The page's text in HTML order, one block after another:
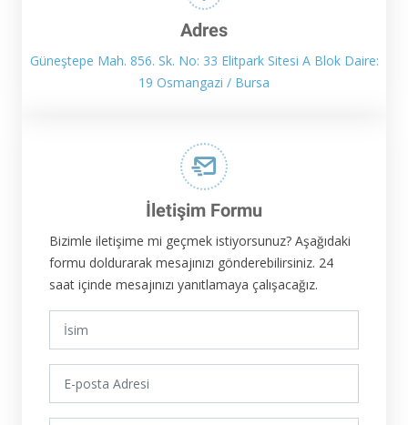
Adres
Güneştepe Mah. 856. Sk. No: 33 Elitpark Sitesi A Blok Daire:
19 Osmangazi / Bursa
İletişim Formu
Bizimle iletişime mi geçmek istiyorsunuz? Aşağıdaki
formu doldurarak mesajınızı gönderebilirsiniz. 24
saat içinde mesajınızı yanıtlamaya çalışacağız.